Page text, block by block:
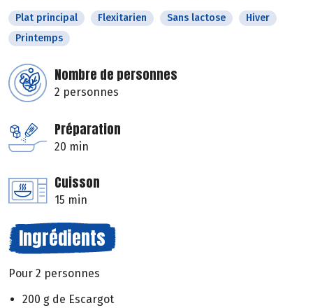
Plat principal Flexitarien Sans lactose
Hiver
Printemps
Nombre de personnes
2 personnes
Préparation
20 min
Cuisson
15 min
Ingrédients
Pour 2 personnes
200 g de Escargot